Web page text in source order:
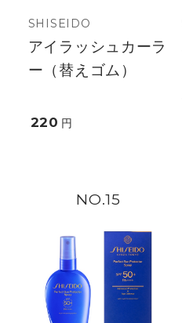
SHISEIDO
アイラッシュカーラ
ー（替えゴム）
220 円
15